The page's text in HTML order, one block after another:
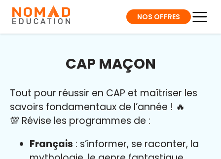
NOS OFFRES
CAP MAÇON
Tout pour réussir en CAP et maîtriser les
savoirs fondamentaux de l’année ! 🔥
💯 Révise les programmes de :
Français : s’informer, se raconter, la